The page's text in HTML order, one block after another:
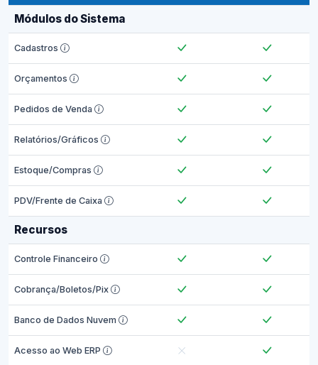
Módulos do Sistema
Cadastros
Orçamentos
Pedidos de Venda
Relatórios/Gráficos
Estoque/Compras
PDV/Frente de Caixa
Recursos
Controle Financeiro
Cobrança/Boletos/Pix
Banco de Dados Nuvem
Acesso ao Web ERP